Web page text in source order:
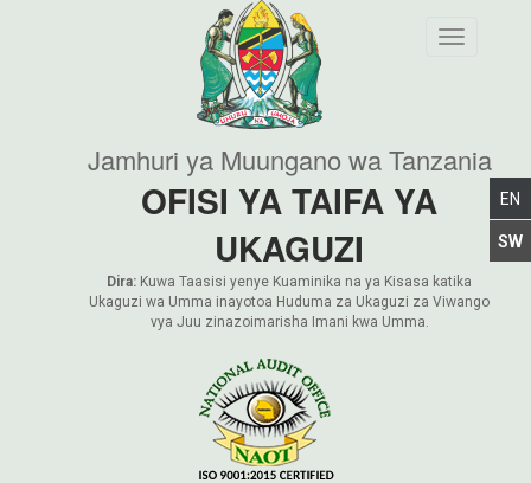
Toggle
Jamhuri ya Muungano wa Tanzania
OFISI YA TAIFA YA
UKAGUZI
Dira: Kuwa Taasisi yenye Kuaminika na ya Kisasa katika
Ukaguzi wa Umma inayotoa Huduma za Ukaguzi za Viwango
vya Juu zinazoimarisha Imani kwa Umma.